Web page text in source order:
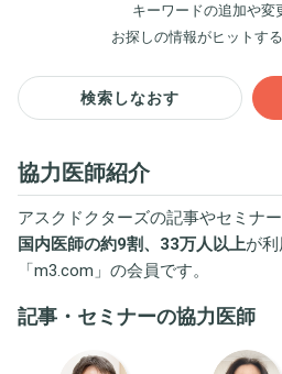
キーワードの追加や変
お探しの情報がヒットす
検索しなおす
協力医師紹介
アスクドクターズの記事やセミナ
国内医師の約9割、33万人以上が
「m3.com 」の会員です。
記事・セミナーの協力医師